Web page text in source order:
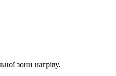
зони нагріву.